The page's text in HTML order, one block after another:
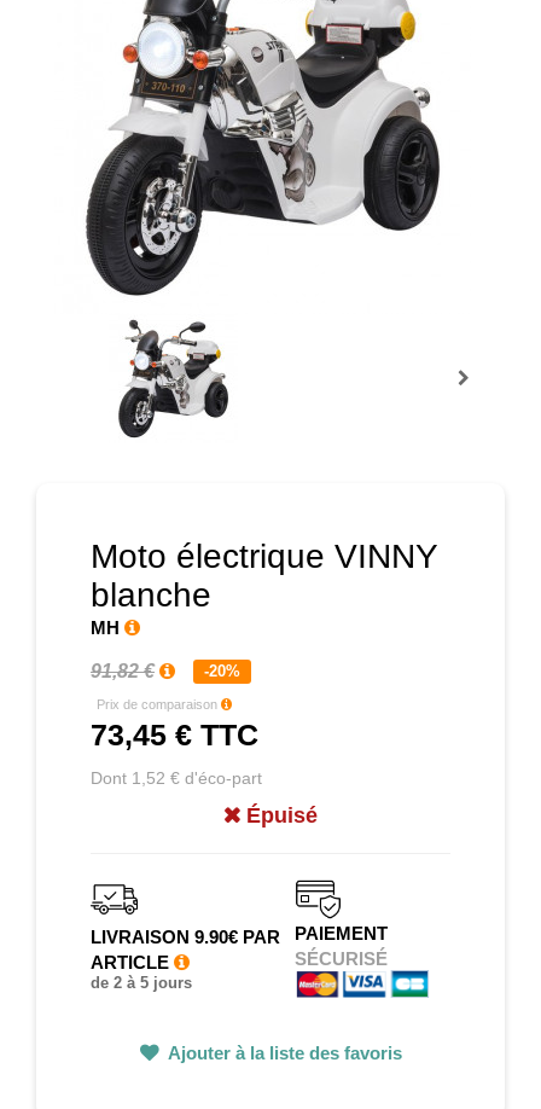
Moto électrique VINNY
blanche
MH
91,82 € -20%
Prix de comparaison
73,45 € TTC
Dont 1,52 € d'éco-part
Épuisé
LIVRAISON 9.90€ PAR
ARTICLE
de 2 à 5 jours
PAIEMENT
SÉCURISÉ
Ajouter à la liste des favoris